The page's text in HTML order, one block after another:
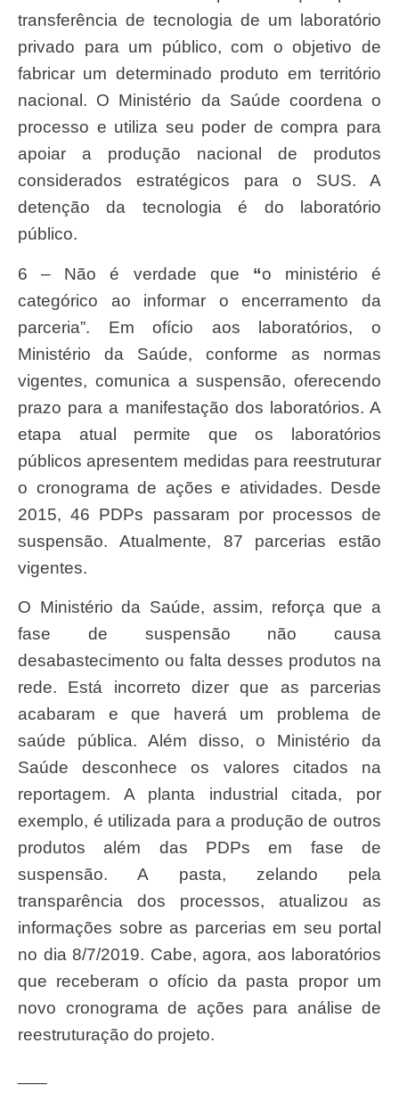
transferência de tecnologia de um laboratório
privado para um público, com o objetivo de
fabricar um determinado produto em território
nacional. O Ministério da Saúde coordena o
processo e utiliza seu poder de compra para
apoiar a produção nacional de produtos
considerados estratégicos para o SUS. A
detenção da tecnologia é do laboratório
público.
6 – Não é verdade que “o ministério é
categórico ao informar o encerramento da
parceria”. Em ofício aos laboratórios, o
Ministério da Saúde, conforme as normas
vigentes, comunica a suspensão, oferecendo
prazo para a manifestação dos laboratórios. A
etapa atual permite que os laboratórios
públicos apresentem medidas para reestruturar
o cronograma de ações e atividades. Desde
2015, 46 PDPs passaram por processos de
suspensão. Atualmente, 87 parcerias estão
vigentes.
O Ministério da Saúde, assim, reforça que a
fase de suspensão não causa
desabastecimento ou falta desses produtos na
rede. Está incorreto dizer que as parcerias
acabaram e que haverá um problema de
saúde pública. Além disso, o Ministério da
Saúde desconhece os valores citados na
reportagem. A planta industrial citada, por
exemplo, é utilizada para a produção de outros
produtos além das PDPs em fase de
suspensão. A pasta, zelando pela
transparência dos processos, atualizou as
informações sobre as parcerias em seu portal
no dia 8/7/2019. Cabe, agora, aos laboratórios
que receberam o ofício da pasta propor um
novo cronograma de ações para análise de
reestruturação do projeto.